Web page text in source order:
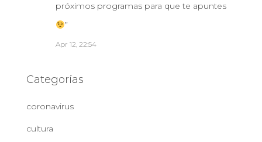
próximos programas para que te apuntes
”
Apr 12, 22:54
Categorías
coronavirus
cultura